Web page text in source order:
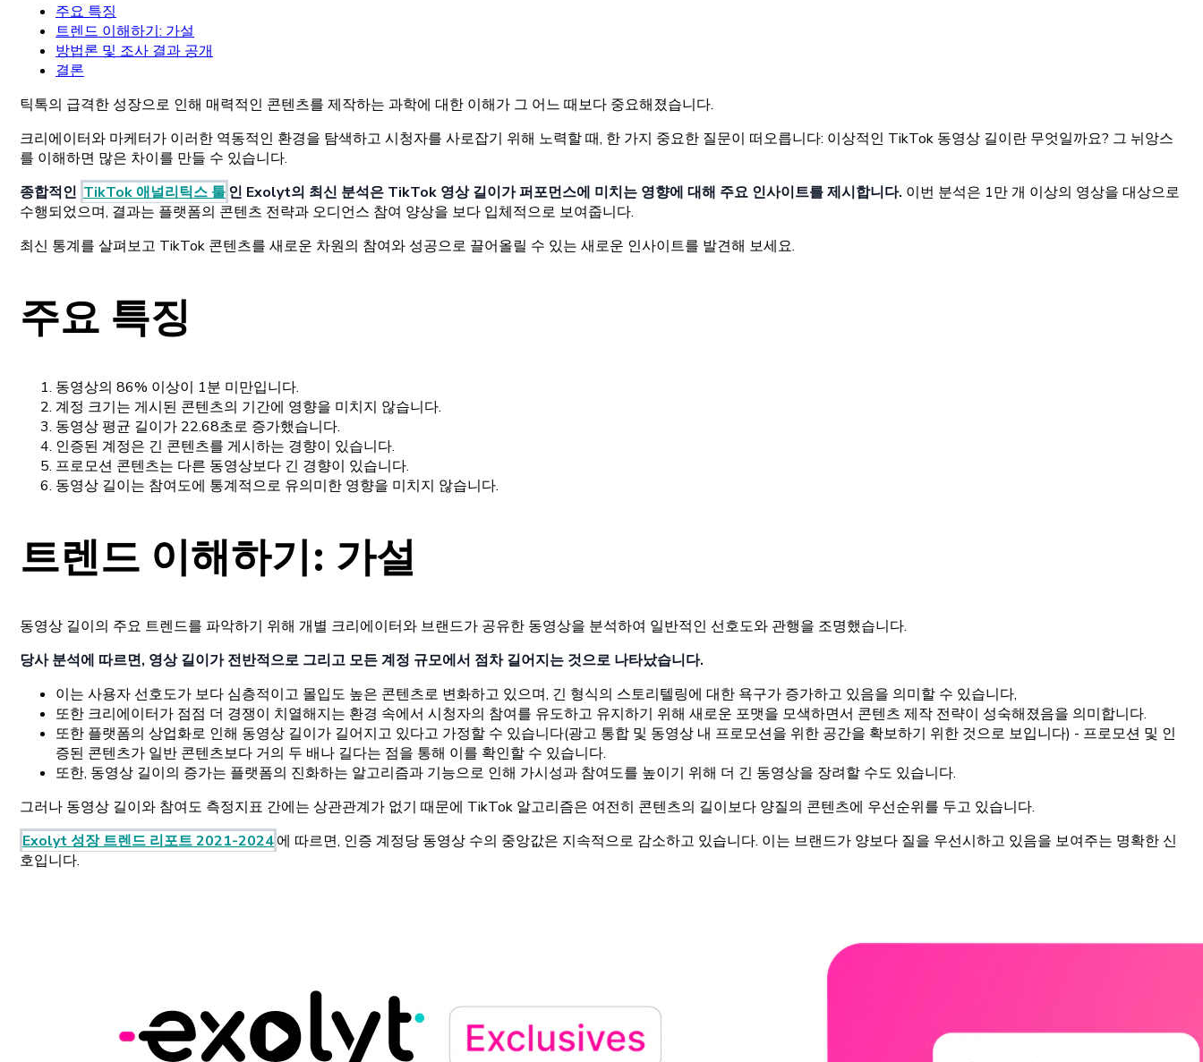
주요 특징
트렌드 이해하기: 가설
방법론 및 조사 결과 공개
결론
틱톡의 급격한 성장으로 인해 매력적인 콘텐츠를 제작하는 과학에 대한 이해가 그 어느 때보다 중요해졌습니다.
크리에이터와 마케터가 이러한 역동적인 환경을 탐색하고 시청자를 사로잡기 위해 노력할 때, 한 가지 중요한 질문이 떠오릅니다: 이상적인 TikTok 동영상 길이란 무엇일까요? 그 뉘앙스
를 이해하면 많은 차이를 만들 수 있습니다.
종합적인 TikTok 애널리틱스 툴인 Exolyt의 최신 분석은 TikTok 영상 길이가 퍼포먼스에 미치는 영향에 대해 주요 인사이트를 제시합니다. 이번 분석은 1만 개 이상의 영상을 대상으로
수행되었으며, 결과는 플랫폼의 콘텐츠 전략과 오디언스 참여 양상을 보다 입체적으로 보여줍니다.
최신 통계를 살펴보고 TikTok 콘텐츠를 새로운 차원의 참여와 성공으로 끌어올릴 수 있는 새로운 인사이트를 발견해 보세요.
주요 특징
동영상의 86% 이상이 1분 미만입니다.
계정 크기는 게시된 콘텐츠의 기간에 영향을 미치지 않습니다.
동영상 평균 길이가 22.68초로 증가했습니다.
인증된 계정은 긴 콘텐츠를 게시하는 경향이 있습니다.
프로모션 콘텐츠는 다른 동영상보다 긴 경향이 있습니다.
동영상 길이는 참여도에 통계적으로 유의미한 영향을 미치지 않습니다.
트렌드 이해하기: 가설
동영상 길이의 주요 트렌드를 파악하기 위해 개별 크리에이터와 브랜드가 공유한 동영상을 분석하여 일반적인 선호도와 관행을 조명했습니다.
당사 분석에 따르면, 영상 길이가 전반적으로 그리고 모든 계정 규모에서 점차 길어지는 것으로 나타났습니다.
이는 사용자 선호도가 보다 심층적이고 몰입도 높은 콘텐츠로 변화하고 있으며, 긴 형식의 스토리텔링에 대한 욕구가 증가하고 있음을 의미할 수 있습니다,
또한 크리에이터가 점점 더 경쟁이 치열해지는 환경 속에서 시청자의 참여를 유도하고 유지하기 위해 새로운 포맷을 모색하면서 콘텐츠 제작 전략이 성숙해졌음을 의미합니다.
또한 플랫폼의 상업화로 인해 동영상 길이가 길어지고 있다고 가정할 수 있습니다(광고 통합 및 동영상 내 프로모션을 위한 공간을 확보하기 위한 것으로 보입니다) - 프로모션 및 인
증된 콘텐츠가 일반 콘텐츠보다 거의 두 배나 길다는 점을 통해 이를 확인할 수 있습니다.
또한, 동영상 길이의 증가는 플랫폼의 진화하는 알고리즘과 기능으로 인해 가시성과 참여도를 높이기 위해 더 긴 동영상을 장려할 수도 있습니다.
그러나 동영상 길이와 참여도 측정지표 간에는 상관관계가 없기 때문에 TikTok 알고리즘은 여전히 콘텐츠의 길이보다 양질의 콘텐츠에 우선순위를 두고 있습니다.
Exolyt 성장 트렌드 리포트 2021-2024에 따르면, 인증 계정당 동영상 수의 중앙값은 지속적으로 감소하고 있습니다. 이는 브랜드가 양보다 질을 우선시하고 있음을 보여주는 명확한 신
호입니다.